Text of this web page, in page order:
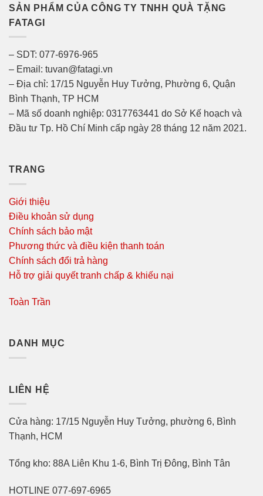
SẢN PHẨM CỦA CÔNG TY TNHH QUÀ TẶNG
FATAGI
– SDT: 077-6976-965
– Email: tuvan@fatagi.vn
– Địa chỉ: 17/15 Nguyễn Huy Tưởng, Phường 6, Quận
Bình Thạnh, TP HCM
– Mã số doanh nghiệp: 0317763441 do Sở Kế hoạch và
Đầu tư Tp. Hồ Chí Minh cấp ngày 28 tháng 12 năm 2021.
TRANG
Giới thiệu
Điều khoản sử dụng
Chính sách bảo mật
Phương thức và điều kiện thanh toán
Chính sách đổi trả hàng
Hỗ trợ giải quyết tranh chấp & khiếu nại
Toàn Trần
DANH MỤC
LIÊN HỆ
Cửa hàng: 17/15 Nguyễn Huy Tưởng, phường 6, Bình
Thạnh, HCM
Tổng kho: 88A Liên Khu 1-6, Bình Trị Đông, Bình Tân
HOTLINE 077-697-6965